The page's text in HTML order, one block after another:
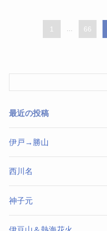
1 ... 66
最近の投稿
伊戸→勝山
西川名
神子元